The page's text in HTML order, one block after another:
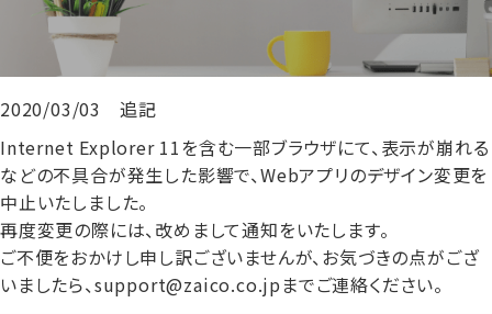
2020/03/03 追記
Internet Explorer 11を含む一部ブラウザにて、表示が崩れる
などの不具合が発生した影響で、Webアプリのデザイン変更を
中止いたしました。
再度変更の際には、改めまして通知をいたします。
ご不便をおかけし申し訳ございませんが、お気づきの点がござ
いましたら、support@zaico.co.jpまでご連絡ください。